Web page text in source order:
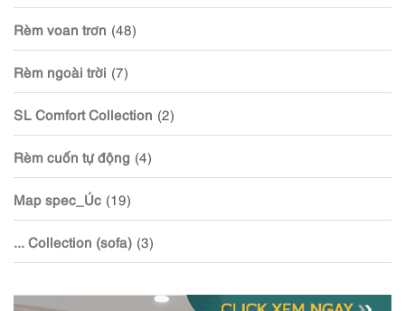
Rèm voan trơn (48)
Rèm ngoài trời (7)
SL Comfort Collection (2)
Rèm cuốn tự động (4)
Map spec_Úc (19)
... Collection (sofa) (3)